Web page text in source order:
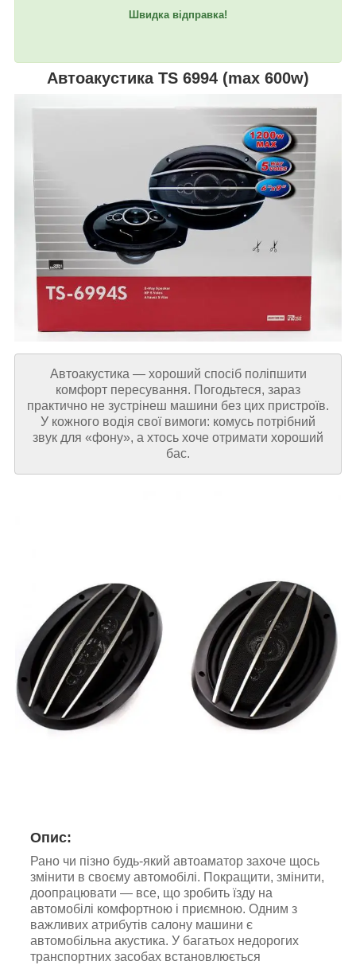
Швидка відправка!
Автоакустика TS 6994 (max 600w)
Автоакустика — хороший спосіб поліпшити
комфорт пересування. Погодьтеся, зараз
практично не зустрінеш машини без цих пристроїв.
У кожного водія свої вимоги: комусь потрібний
звук для «фону», а хтось хоче отримати хороший
бас.
Опис:
Рано чи пізно будь-який автоаматор захоче щось
змінити в своєму автомобілі. Покращити, змінити,
доопрацювати — все, що зробить їзду на
автомобілі комфортною і приємною. Одним з
важливих атрибутів салону машини є
автомобільна акустика. У багатьох недорогих
транспортних засобах встановлюється